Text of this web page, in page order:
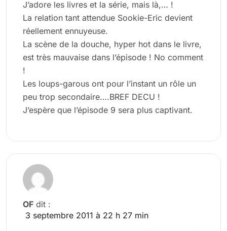
J’adore les livres et la série, mais là,… !
La relation tant attendue Sookie-Eric devient
réellement ennuyeuse.
La scène de la douche, hyper hot dans le livre,
est très mauvaise dans l’épisode ! No comment
!
Les loups-garous ont pour l’instant un rôle un
peu trop secondaire….BREF DECU !
J’espère que l’épisode 9 sera plus captivant.
OF dit :
3 septembre 2011 à 22 h 27 min